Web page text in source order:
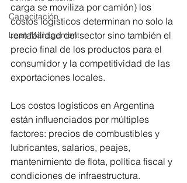
Capacitación
Lean Management
carga se moviliza por camión) los
costos logísticos determinan no solo la
rentabilidad del sector sino también el
precio final de los productos para el
consumidor y la competitividad de las
exportaciones locales.
Los costos logísticos en Argentina
están influenciados por múltiples
factores: precios de combustibles y
lubricantes, salarios, peajes,
mantenimiento de flota, política fiscal y
condiciones de infraestructura.